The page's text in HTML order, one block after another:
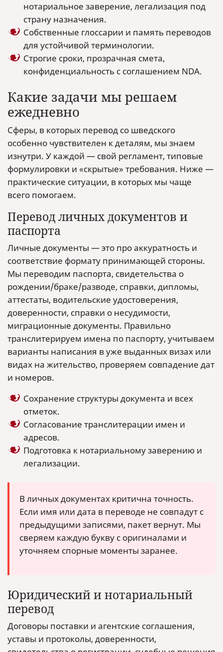
нотариальное заверение, легализация под
страну назначения.
Собственные глоссарии и память переводов
для устойчивой терминологии.
Строгие сроки, прозрачная смета,
конфиденциальность с соглашением NDA.
Какие задачи мы решаем
ежедневно
Сферы, в которых перевод со шведского
особенно чувствителен к деталям, мы знаем
изнутри. У каждой — свой регламент, типовые
формулировки и «скрытые» требования. Ниже —
практические ситуации, в которых мы чаще
всего помогаем.
Перевод личных документов и
паспорта
Личные документы — это про аккуратность и
соответствие формату принимающей стороны.
Мы переводим паспорта, свидетельства о
рождении/браке/разводе, справки, дипломы,
аттестаты, водительские удостоверения,
доверенности, справки о несудимости,
миграционные документы. Правильно
транслитерируем имена по паспорту, учитываем
варианты написания в уже выданных визах или
видах на жительство, проверяем совпадение дат
и номеров.
Сохранение структуры документа и всех
отметок.
Согласование транслитерации имен и
адресов.
Подготовка к нотариальному заверению и
легализации.
В личных документах критична точность.
Если имя или дата в переводе не совпадут с
предыдущими записями, пакет вернут. Мы
сверяем каждую букву с оригиналами и
уточняем спорные моменты заранее.
Юридический и нотариальный
перевод
Договоры поставки и агентские соглашения,
уставы и протоколы, доверенности,